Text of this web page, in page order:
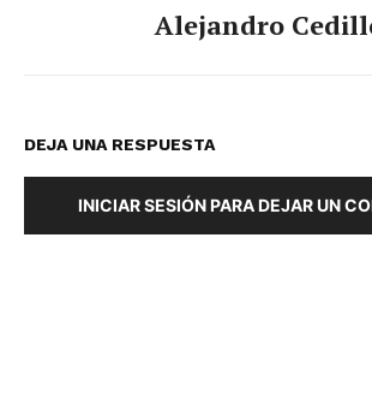
Alejandro
DEJA UNA RESPUESTA
INICIAR SESIÓN PARA DEJAR UN